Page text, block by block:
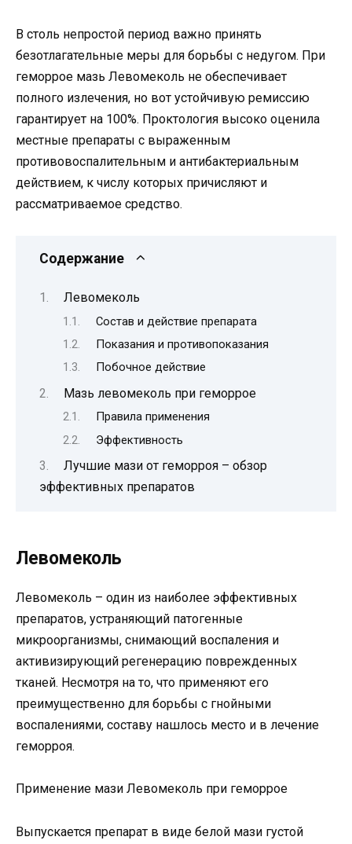
В столь непростой период важно принять
безотлагательные меры для борьбы с недугом. При
геморрое мазь Левомеколь не обеспечивает
полного излечения, но вот устойчивую ремиссию
гарантирует на 100%. Проктология высоко оценила
местные препараты с выраженным
противовоспалительным и антибактериальным
действием, к числу которых причисляют и
рассматриваемое средство.
Содержание
Левомеколь
Состав и действие препарата
Показания и противопоказания
Побочное действие
Мазь левомеколь при геморрое
Правила применения
Эффективность
Лучшие мази от геморроя – обзор
эффективных препаратов
Левомеколь
Левомеколь – один из наиболее эффективных
препаратов, устраняющий патогенные
микроорганизмы, снимающий воспаления и
активизирующий регенерацию поврежденных
тканей. Несмотря на то, что применяют его
преимущественно для борьбы с гнойными
воспалениями, составу нашлось место и в лечение
геморроя.
Применение мази Левомеколь при геморрое
Выпускается препарат в виде белой мази густой